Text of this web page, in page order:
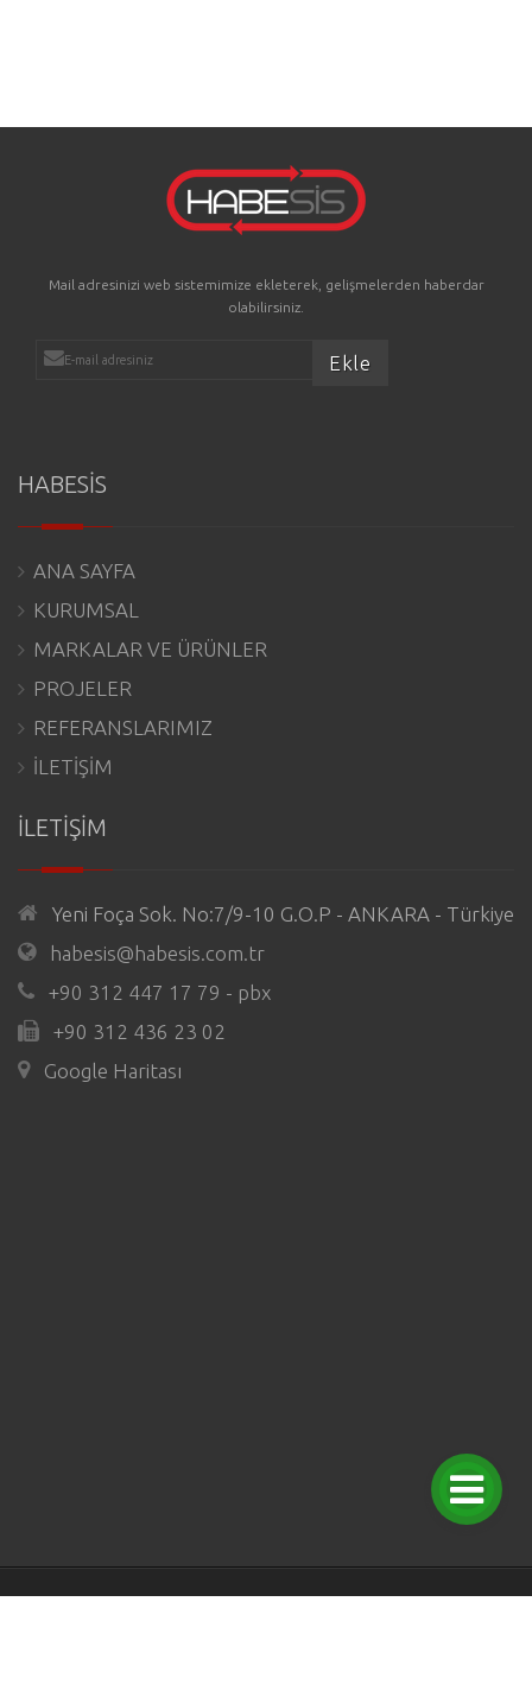
Mail adresinizi web sistemimize ekleterek, gelişmelerden haberdar
olabilirsiniz.
HABESİS
ANA SAYFA
KURUMSAL
MARKALAR VE ÜRÜNLER
PROJELER
REFERANSLARIMIZ
İLETİŞİM
İLETİŞİM
Yeni Foça Sok. No:7/9-10 G.O.P - ANKARA - Türkiye
habesis@habesis.com.tr
+90 312 447 17 79 - pbx
+90 312 436 23 02
Google Haritası